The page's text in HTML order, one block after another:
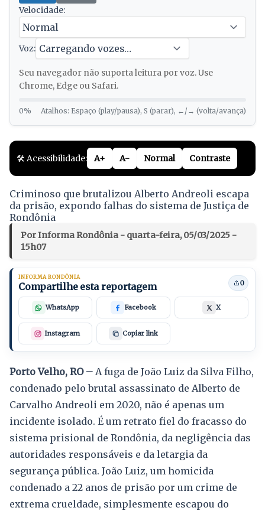
Velocidade:
Voz:
Seu navegador não suporta leitura por voz. Use
Chrome, Edge ou Safari.
0% Atalhos: Espaço (play/pausa), S (parar), ←/→ (volta/avança)
🛠️ Acessibilidade: A+ A- Normal Contraste
Criminoso que brutalizou Alberto Andreoli escapa
da prisão, expondo falhas do sistema de Justiça de
Rondônia
Por Informa Rondônia - quarta-feira, 05/03/2025 -
15h07
INFORMA RONDÔNIA
Compartilhe esta reportagem 0
WhatsApp Facebook X
Instagram Copiar link
Porto Velho, RO – A fuga de João Luiz da Silva Filho,
condenado pelo brutal assassinato de Alberto de
Carvalho Andreoli em 2020, não é apenas um
incidente isolado. É um retrato fiel do fracasso do
sistema prisional de Rondônia, da negligência das
autoridades responsáveis e da letargia da
segurança pública. João Luiz, um homicida
condenado a 22 anos de prisão por um crime de
extrema crueldade, simplesmente escapou do